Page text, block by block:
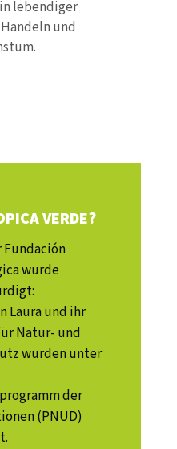
lebendiger
und
VERDE?
wurde
Laura und ihr
Natur- und
wurden unter
der
(PNUD)